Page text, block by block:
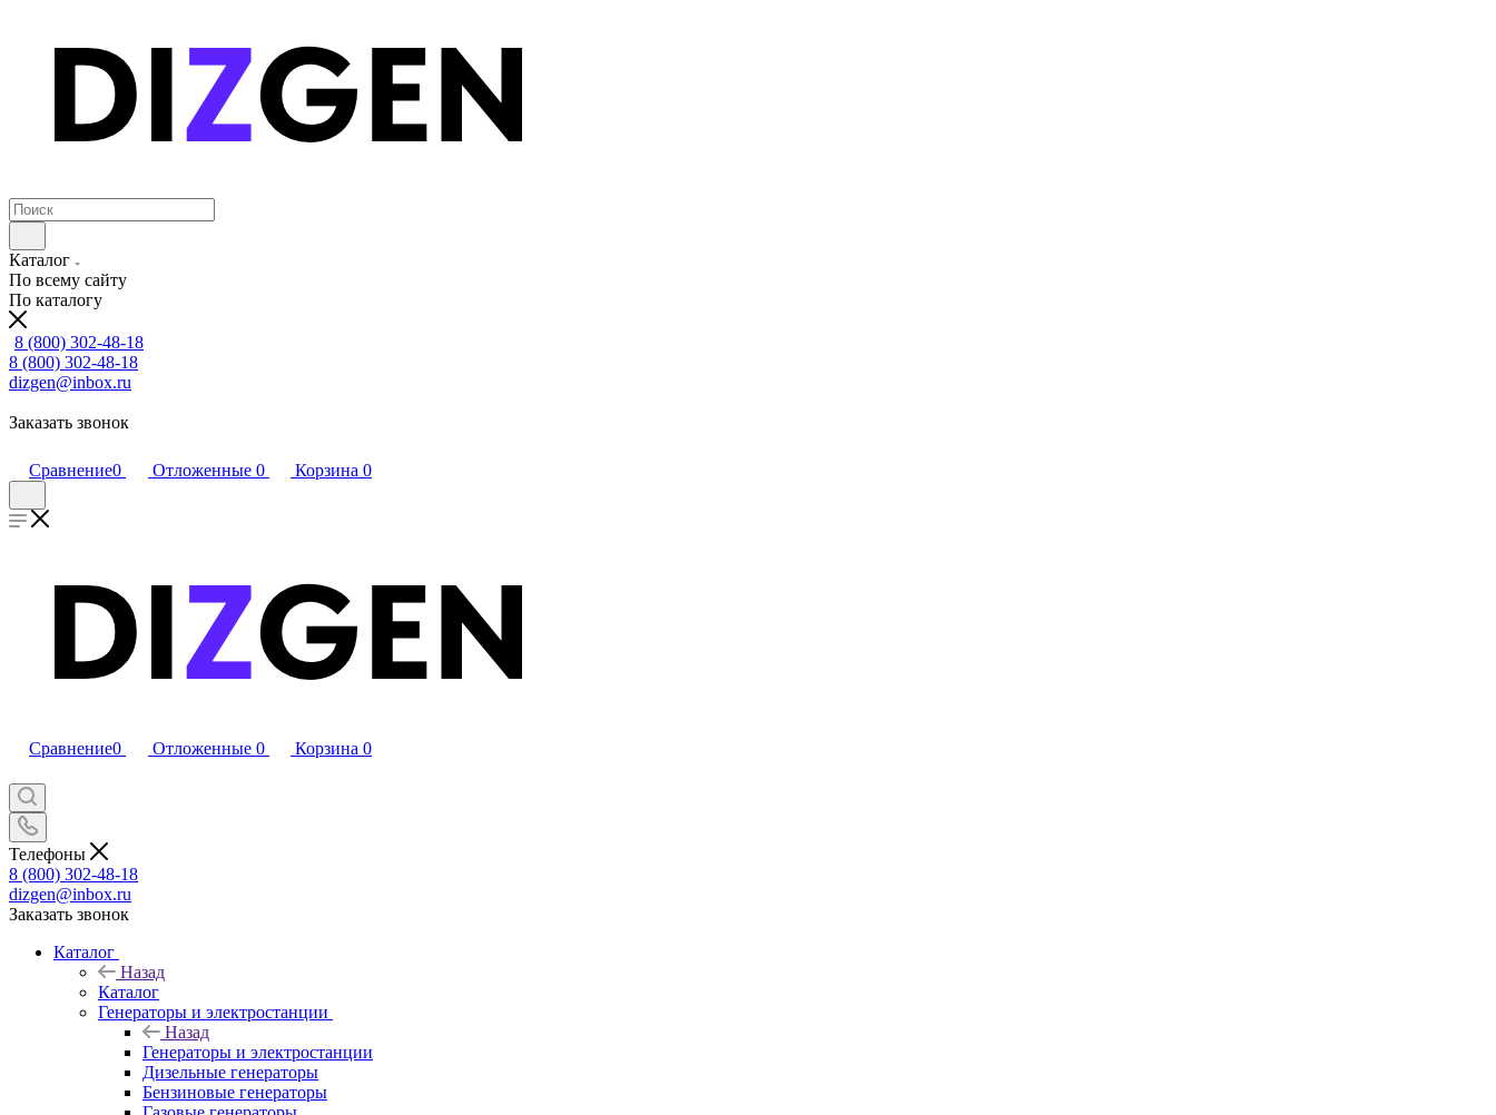
Каталог
По всему сайту
По каталогу
8 (800) 302-48-18
8 (800) 302-48-18
dizgen@inbox.ru
Заказать звонок
Сравнение0 Отложенные 0 Корзина 0
Сравнение0 Отложенные 0 Корзина 0
Телефоны
8 (800) 302-48-18
dizgen@inbox.ru
Заказать звонок
Каталог
Назад
Каталог
Генераторы и электростанции
Назад
Генераторы и электростанции
Дизельные генераторы
Бензиновые генераторы